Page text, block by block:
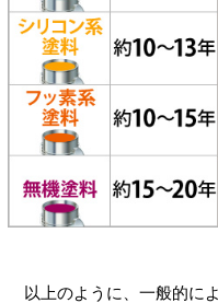
以上のように、一般的に